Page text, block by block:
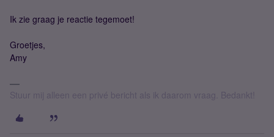
Ik zie graag je reactie tegemoet!
Groetjes,
Amy
Stuur mij alleen een privé bericht als ik daarom vraag. Bedankt!